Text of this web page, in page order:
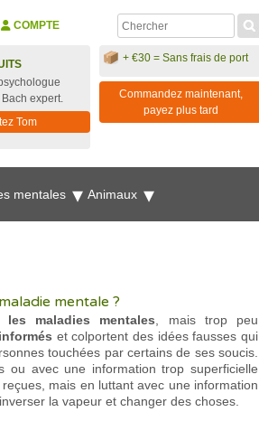
COMPTE
expert.
Tom
+ €30 = Sans frais de port
Commandez maintenant,
payez plus tard
mentales Animaux
mentale ?
les maladies mentales , mais trop peu
et colportent des idées fausses qui
touchées par certains de ses soucis.
ou avec une information trop superficielle
mais en luttant avec une information
la vapeur et changer des choses.